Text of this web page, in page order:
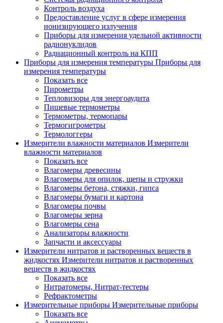
Контроль воздуха
Предоставление услуг в сфере измерения
ионизирующего излучения
Приборы для измерения удельной активности
радионуклидов
Радиационный контроль на КПП
Приборы для измерения температуры Приборы для
измерения температуры
Показать все
Пирометры
Тепловизоры для энергоаудита
Пищевые термометры
Термометры, термопары
Термогигрометры
Термологгеры
Измерители влажности материалов Измерители
влажности материалов
Показать все
Влагомеры древесины
Влагомеры для опилок, щепы и стружки
Влагомеры бетона, стяжки, гипса
Влагомеры бумаги и картона
Влагомеры почвы
Влагомеры зерна
Влагомеры сена
Анализаторы влажности
Запчасти и аксессуары
Измерители нитратов и растворенных веществ в
жидкостях Измерители нитратов и растворенных
веществ в жидкостях
Показать все
Нитратомеры, Нитрат-тестеры
Рефрактометры
Измерительные приборы Измерительные приборы
Показать все